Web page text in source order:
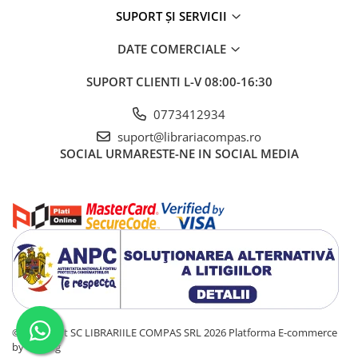
Istorie și științe sociale
Religie și spiritualitate
Gastronomie și hobby
Filosofie și eseuri
Literatură în limbi străine
Gramatică și vocabulare
Papetărie și articole din hârtie
Planificare și agende
Agende datate
Agende nedatate
Agende pentru copii
SUPORT ȘI SERVICII
DATE COMERCIALE
SUPORT CLIENTI L-V 08:00-16:30
0773412934
suport@librariacompas.ro
SOCIAL URMARESTE-NE IN SOCIAL MEDIA
©Copyright SC LIBRARIILE COMPAS SRL 2026 Platforma E-commerce
by Gomag